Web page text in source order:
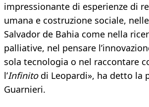
impressionante di esperienze di
umana e costruzione sociale,
Salvador de Bahia come nella
palliative, nel pensare
sola tecnologia o nel raccontare
l’Infinito di Leopardi», ha detto la
Guarnieri.